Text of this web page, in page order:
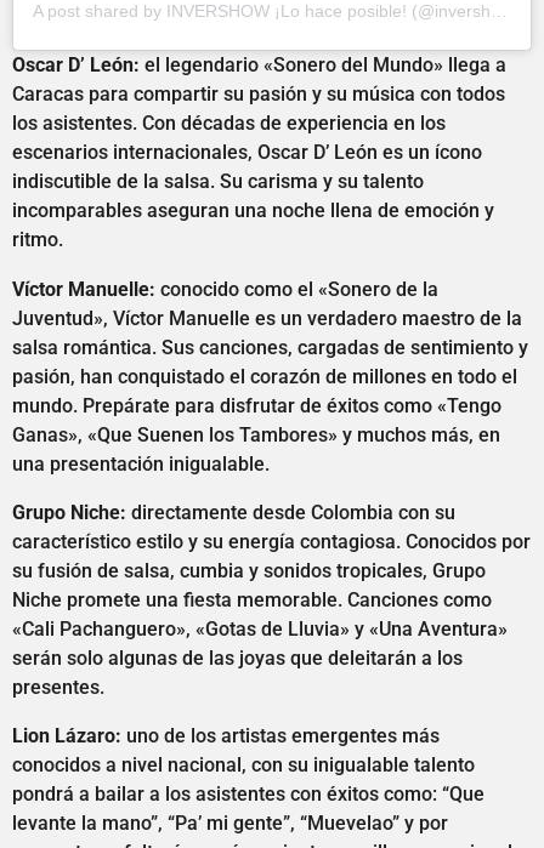
A post shared by INVERSHOW ¡Lo hace posible! (@invershow)
Oscar D’ León: el legendario «Sonero del Mundo» llega a
Caracas para compartir su pasión y su música con todos
los asistentes. Con décadas de experiencia en los
escenarios internacionales, Oscar D’ León es un ícono
indiscutible de la salsa. Su carisma y su talento
incomparables aseguran una noche llena de emoción y
ritmo.
Víctor Manuelle: conocido como el «Sonero de la
Juventud», Víctor Manuelle es un verdadero maestro de la
salsa romántica. Sus canciones, cargadas de sentimiento y
pasión, han conquistado el corazón de millones en todo el
mundo. Prepárate para disfrutar de éxitos como «Tengo
Ganas», «Que Suenen los Tambores» y muchos más, en
una presentación inigualable.
Grupo Niche: directamente desde Colombia con su
característico estilo y su energía contagiosa. Conocidos por
su fusión de salsa, cumbia y sonidos tropicales, Grupo
Niche promete una fiesta memorable. Canciones como
«Cali Pachanguero», «Gotas de Lluvia» y «Una Aventura»
serán solo algunas de las joyas que deleitarán a los
presentes.
Lion Lázaro: uno de los artistas emergentes más
conocidos a nivel nacional, con su inigualable talento
pondrá a bailar a los asistentes con éxitos como: “Que
levante la mano”, “Pa’ mi gente”, “Muevelao” y por